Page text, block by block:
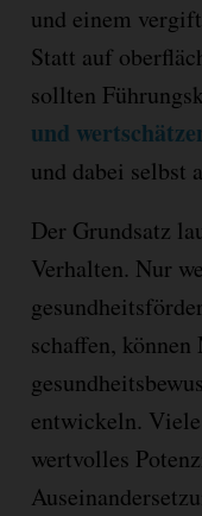
und einem
Statt auf
sollten
und
und dabei selbst
Der Grundsatz
Verhalten. Nur
schaffen,
entwickeln.
wertvolles